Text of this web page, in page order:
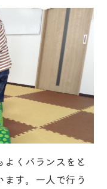
くバランスをと
す。一人で行う